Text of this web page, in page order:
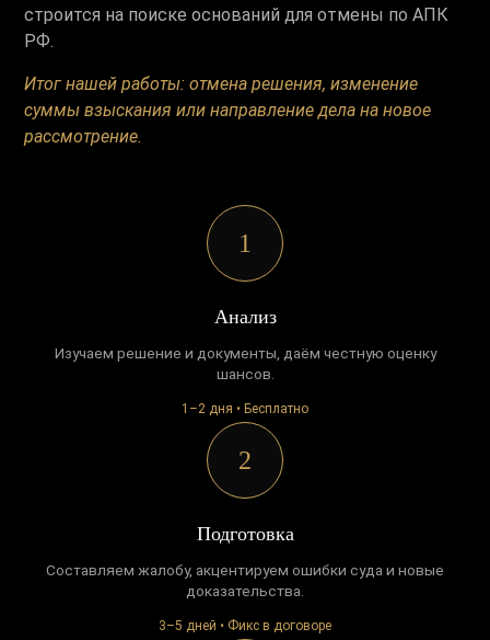
строится на поиске оснований для отмены по АПК
РФ.
Итог нашей работы: отмена решения, изменение
суммы взыскания или направление дела на новое
рассмотрение.
1
Анализ
Изучаем решение и документы, даём честную оценку
шансов.
1–2 дня • Бесплатно
2
Подготовка
Составляем жалобу, акцентируем ошибки суда и новые
доказательства.
3–5 дней • Фикс в договоре